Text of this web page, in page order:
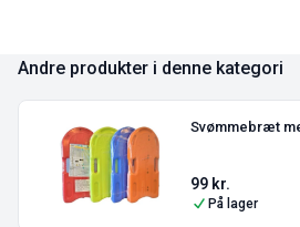
Andre produkter i denne kategori
Svømmebræt
99 kr.
På lager